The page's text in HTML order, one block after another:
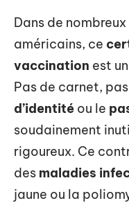
Dans de
américains, ce
vaccination est
Pas de carnet,
d’identité ou le
soudainement
rigoureux. Ce
des maladies
jaune ou la